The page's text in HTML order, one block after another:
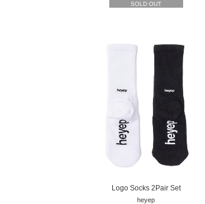
SOLD OUT
Logo Socks 2Pair Set
heyep